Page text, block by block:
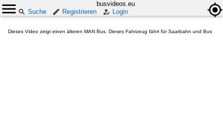
busvideos.eu
Suche
Registrieren Login
Dieses Video zeigt einen älteren MAN Bus. Dieses Fahrzeug fährt für Saarbahn und Bus